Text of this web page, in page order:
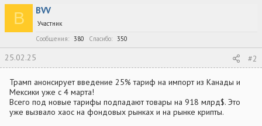
B BVV
Участник
Сообщения
380 Спасибо 350
25.02.25 #2
Трамп анонсирует введение 25% тариф на импорт из Канады и
Мексики уже с 4 марта!
Всего под новые тарифы подпадают товары на 918 млрд$. Это
уже вызвало хаос на фондовых рынках и на рынке крипты.